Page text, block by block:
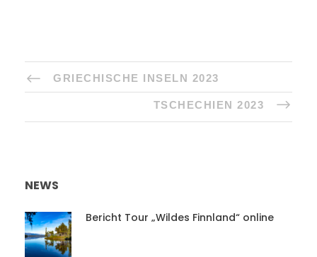
GRIECHISCHE INSELN 2023
TSCHECHIEN 2023
NEWS
Bericht Tour „Wildes Finnland“ online